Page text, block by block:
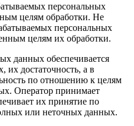
персональных
целям обработки. Не
персональных
целям их обработки.
данных обеспечивается
их достаточность, а в
по отношению к целям
Оператор принимает
их принятие по
или неточных данных.